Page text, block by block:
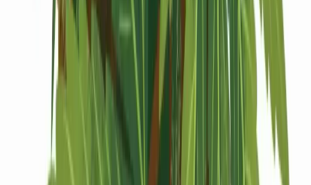
Drinkables